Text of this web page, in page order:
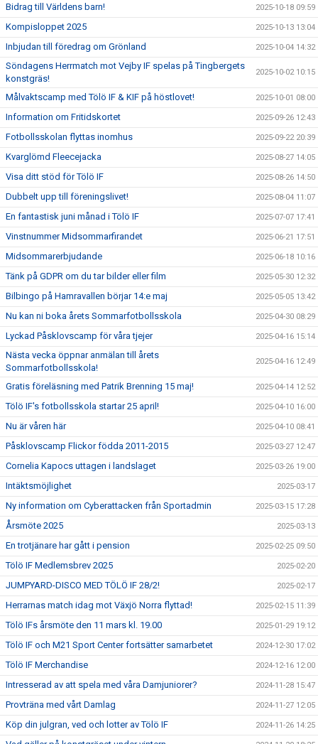
Bidrag till Världens barn! 2025-10-18 09:59
Kompisloppet 2025 2025-10-13 13:04
Inbjudan till föredrag om Grönland 2025-10-04 14:32
Söndagens Herrmatch mot Vejby IF spelas på Tingbergets
konstgräs!
2025-10-02 10:15
Målvaktscamp med Tölö IF & KIF på höstlovet! 2025-10-01 08:00
Information om Fritidskortet 2025-09-26 12:43
Fotbollsskolan flyttas inomhus 2025-09-22 20:39
Kvarglömd Fleecejacka 2025-08-27 14:05
Visa ditt stöd för Tölö IF 2025-08-26 14:50
Dubbelt upp till föreningslivet! 2025-08-04 11:07
En fantastisk juni månad i Tölö IF 2025-07-07 17:41
Vinstnummer Midsommarfirandet 2025-06-21 17:51
Midsommarerbjudande 2025-06-18 10:16
Tänk på GDPR om du tar bilder eller film 2025-05-30 12:32
Bilbingo på Hamravallen börjar 14:e maj 2025-05-05 13:42
Nu kan ni boka årets Sommarfotbollsskola 2025-04-30 08:29
Lyckad Påsklovscamp för våra tjejer 2025-04-16 15:14
Nästa vecka öppnar anmälan till årets
Sommarfotbollsskola!
2025-04-16 12:49
Gratis föreläsning med Patrik Brenning 15 maj! 2025-04-14 12:52
Tölö IF's fotbollsskola startar 25 april! 2025-04-10 16:00
Nu är våren här 2025-04-10 08:41
Påsklovscamp Flickor födda 2011-2015 2025-03-27 12:47
Cornelia Kapocs uttagen i landslaget 2025-03-26 19:00
Intäktsmöjlighet 2025-03-17
Ny information om Cyberattacken från Sportadmin 2025-03-15 17:28
Årsmöte 2025 2025-03-13
En trotjänare har gått i pension 2025-02-25 09:50
Tölö IF Medlemsbrev 2025 2025-02-20
JUMPYARD-DISCO MED TÖLÖ IF 28/2! 2025-02-17
Herrarnas match idag mot Växjö Norra flyttad! 2025-02-15 11:39
Tölö IFs årsmöte den 11 mars kl. 19.00 2025-01-29 19:12
Tölö IF och M21 Sport Center fortsätter samarbetet 2024-12-30 17:02
Tölö IF Merchandise 2024-12-16 12:00
Intresserad av att spela med våra Damjuniorer? 2024-11-28 15:47
Provträna med vårt Damlag 2024-11-27 12:05
Köp din julgran, ved och lotter av Tölö IF 2024-11-26 14:25